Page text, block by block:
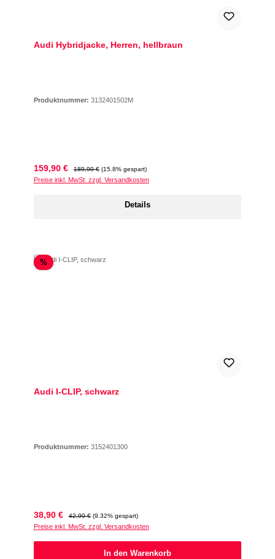
Audi Hybridjacke, Herren, hellbraun
Produktnummer: 3132401502M
Verkaufspreis:
159,90 € Regulärer Preis:
189,90 € (15.8% gespart)
Preise inkl. MwSt. zzgl. Versandkosten
Details
%Rabatt
Audi I-CLIP, schwarz
Produktnummer: 3152401300
Verkaufspreis:
38,90 € Regulärer Preis:
42,90 € (9.32% gespart)
Preise inkl. MwSt. zzgl. Versandkosten
In den Warenkorb